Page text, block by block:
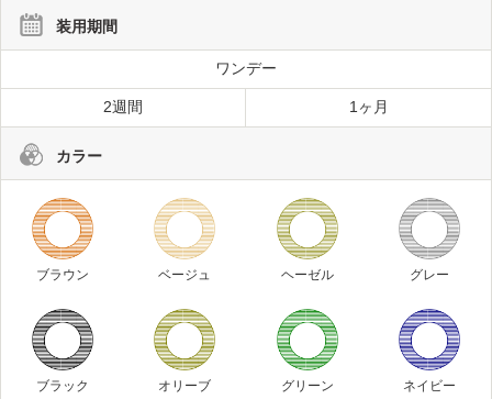
装用期間
ワンデー
2週間 1ヶ月
カラー
ブラウン ベージュ ヘーゼル グレー
ブラック オリーブ グリーン ネイビー